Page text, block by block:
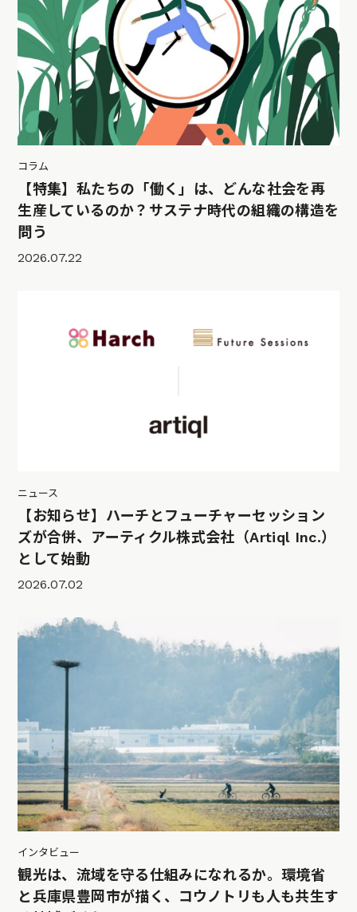
コラム
【特集】私たちの「働く」は、どんな社会を再
生産しているのか？サステナ時代の組織の構造を
問う
2026.07.22
ニュース
【お知らせ】ハーチとフューチャーセッション
ズが合併、アーティクル株式会社（Artiql Inc.）
として始動
2026.07.02
インタビュー
観光は、流域を守る仕組みになれるか。環境省
と兵庫県豊岡市が描く、コウノトリも人も共生す